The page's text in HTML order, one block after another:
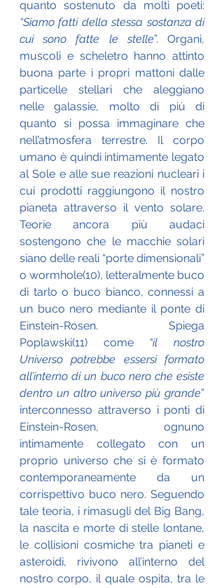
“Siamo fatti della stessa sostanza di
cui sono fatte le stelle”. Organi,
muscoli e scheletro hanno attinto
buona parte i propri mattoni dalle
particelle stellari che aleggiano
nelle galassie, molto di più di
quanto si possa immaginare che
nell’atmosfera terrestre. Il corpo
umano è quindi intimamente legato
al Sole e alle sue reazioni nucleari i
cui prodotti raggiungono il nostro
pianeta attraverso il vento solare.
Teorie ancora più audaci
sostengono che le macchie solari
siano delle reali “porte dimensionali”
o wormhole(10), letteralmente buco
di tarlo o buco bianco, connessi a
un buco nero mediante il ponte di
Einstein-Rosen. Spiega
Poplawski(11) come “il nostro
Universo potrebbe essersi formato
all’interno di un buco nero che esiste
dentro un altro universo più grande”
interconnesso attraverso i ponti di
Einstein-Rosen, ognuno
intimamente collegato con un
proprio universo che si è formato
contemporaneamente da un
corrispettivo buco nero. Seguendo
tale teoria, i rimasugli del Big Bang,
la nascita e morte di stelle lontane,
le collisioni cosmiche tra pianeti e
asteroidi, rivivono all’interno del
nostro corpo, il quale ospita, tra le